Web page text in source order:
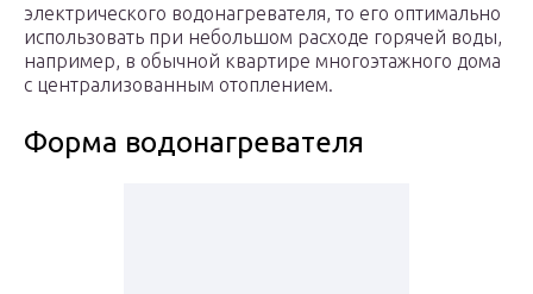
электрического водонагревателя, то его оптимально
использовать при небольшом расходе горячей воды,
например, в обычной квартире многоэтажного дома
с централизованным отоплением.
Форма водонагревателя